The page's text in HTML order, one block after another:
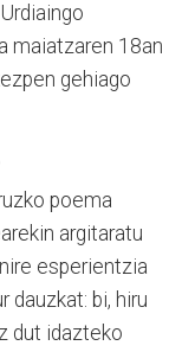
maiatzaren 18an
gehiago
poema
argitaratu
esperientzia
dauzkat: bi, hiru
dut idazteko